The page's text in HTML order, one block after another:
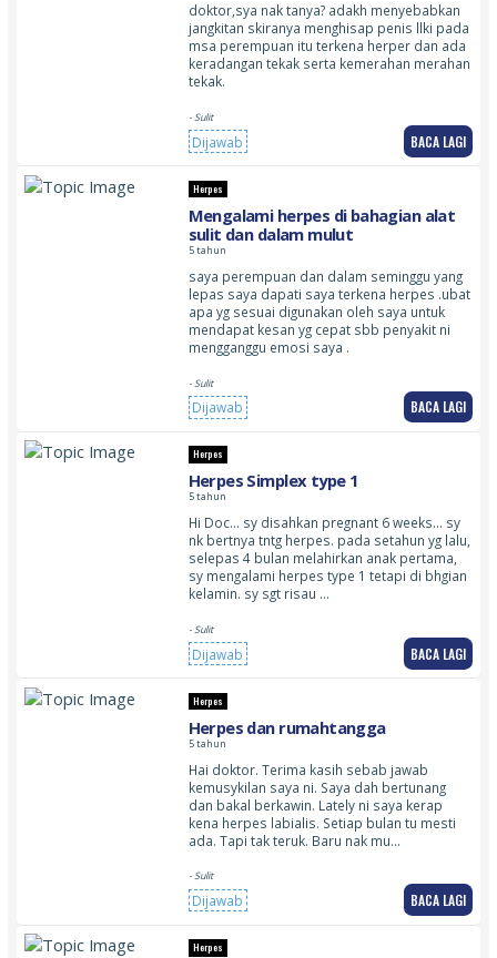
doktor,sya nak tanya? adakh menyebabkan
jangkitan skiranya menghisap penis llki pada
msa perempuan itu terkena herper dan ada
keradangan tekak serta kemerahan merahan
tekak.
- Sulit
Dijawab BACA LAGI
Herpes
Mengalami herpes di bahagian alat
sulit dan dalam mulut
5 tahun
saya perempuan dan dalam seminggu yang
lepas saya dapati saya terkena herpes .ubat
apa yg sesuai digunakan oleh saya untuk
mendapat kesan yg cepat sbb penyakit ni
mengganggu emosi saya .
- Sulit
Dijawab BACA LAGI
Herpes
Herpes Simplex type 1
5 tahun
Hi Doc… sy disahkan pregnant 6 weeks… sy
nk bertnya tntg herpes. pada setahun yg lalu,
selepas 4 bulan melahirkan anak pertama,
sy mengalami herpes type 1 tetapi di bhgian
kelamin. sy sgt risau …
- Sulit
Dijawab BACA LAGI
Herpes
Herpes dan rumahtangga
5 tahun
Hai doktor. Terima kasih sebab jawab
kemusykilan saya ni. Saya dah bertunang
dan bakal berkawin. Lately ni saya kerap
kena herpes labialis. Setiap bulan tu mesti
ada. Tapi tak teruk. Baru nak mu…
- Sulit
Dijawab BACA LAGI
Herpes